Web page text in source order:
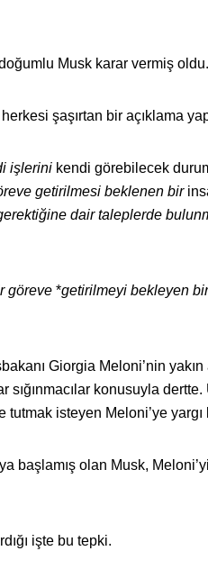
Musk karar vermiş oldu.
şaşırtan bir açıklama
işlerini kendi görebilecek
getirilmesi beklenen bir
dair taleplerde
göreve *getirilmeyi bekleyen
Giorgia Meloni’nin
sığınmacılar konusuyla
isteyen Meloni’ye yargı
başlamış olan Musk,
işte bu tepki.